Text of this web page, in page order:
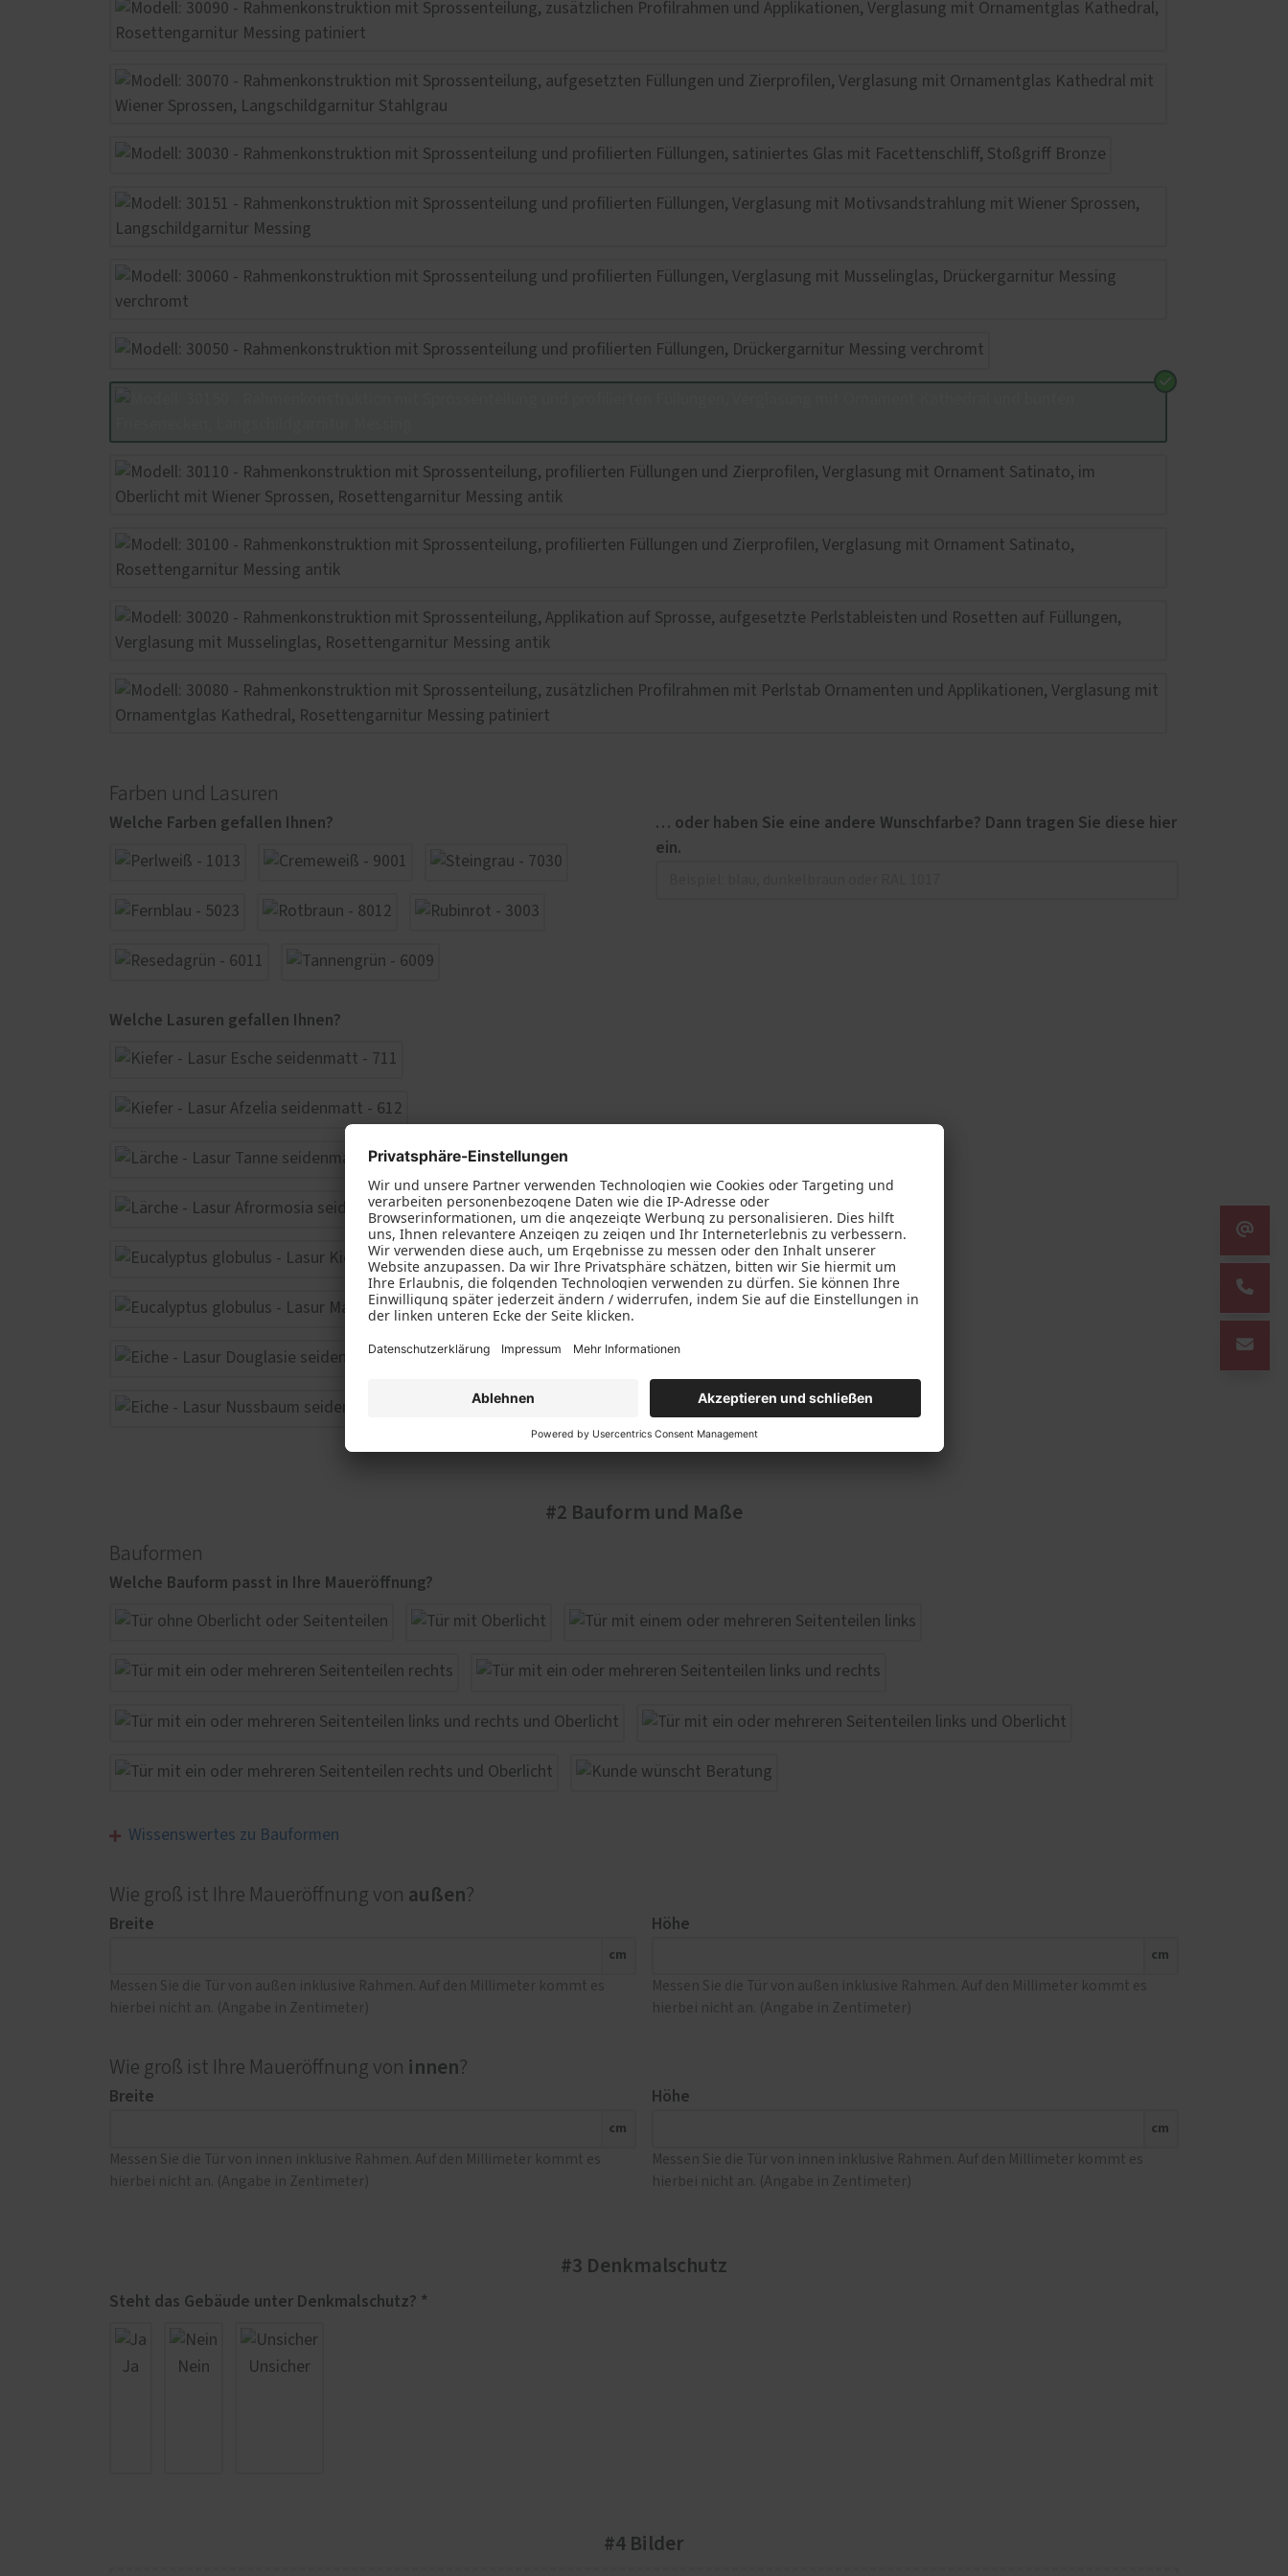
Farben und Lasuren
Welche Farben gefallen Ihnen?
Welche Lasuren gefallen Ihnen?
… oder haben Sie eine andere Wunschfarbe? Dann tragen Sie diese hier
ein.
#2 Bauform und Maße
Bauformen
Welche Bauform passt in Ihre Maueröffnung?
Wissenswertes zu Bauformen
Wie groß ist Ihre Maueröffnung von außen?
Breite
cm
Messen Sie die Tür von außen inklusive Rahmen. Auf den Millimeter kommt es
hierbei nicht an. (Angabe in Zentimeter)
Höhe
cm
Messen Sie die Tür von außen inklusive Rahmen. Auf den Millimeter kommt es
hierbei nicht an. (Angabe in Zentimeter)
Wie groß ist Ihre Maueröffnung von innen?
Breite
cm
Messen Sie die Tür von innen inklusive Rahmen. Auf den Millimeter kommt es
hierbei nicht an. (Angabe in Zentimeter)
Höhe
cm
Messen Sie die Tür von innen inklusive Rahmen. Auf den Millimeter kommt es
hierbei nicht an. (Angabe in Zentimeter)
#3 Denkmalschutz
Steht das Gebäude unter Denkmalschutz? *
Ja Nein Unsicher
#4 Bilder